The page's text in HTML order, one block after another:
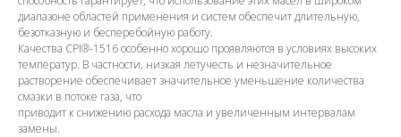
диапазоне областей применения и систем обеспечит длительную,
безотказную и бесперебойную работу.
Качества CPI®-1516 особенно хорошо проявляются в условиях высоких
температур. В частности, низкая летучесть и незначительное
растворение обеспечивает значительное уменьшение количества
смазки в потоке газа, что
приводит к снижению расхода масла и увеличенным интервалам
замены.